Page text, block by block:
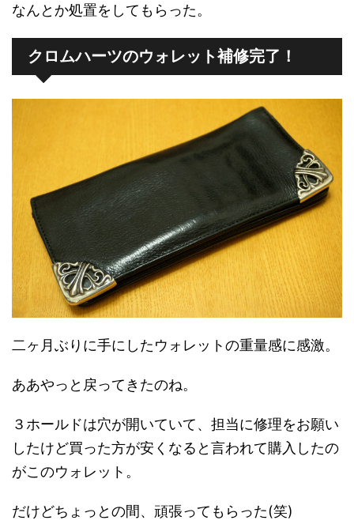
なんとか処置をしてもらった。
クロムハーツのウォレット補修完了！
二ヶ月ぶりに手にしたウォレットの重量感に感激。
ああやっと戻ってきたのね。
３ホールドは穴が開いていて、担当に修理をお願い
したけど買った方が安くなると言われて購入したの
がこのウォレット。
だけどちょっとの間、頑張ってもらった(笑)